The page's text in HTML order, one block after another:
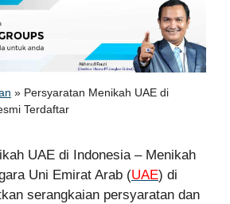
» Persyaratan Menikah UAE di
Terdaftar
UAE di Indonesia – Menikah
Uni Emirat Arab (UAE) di
serangkaian persyaratan dan